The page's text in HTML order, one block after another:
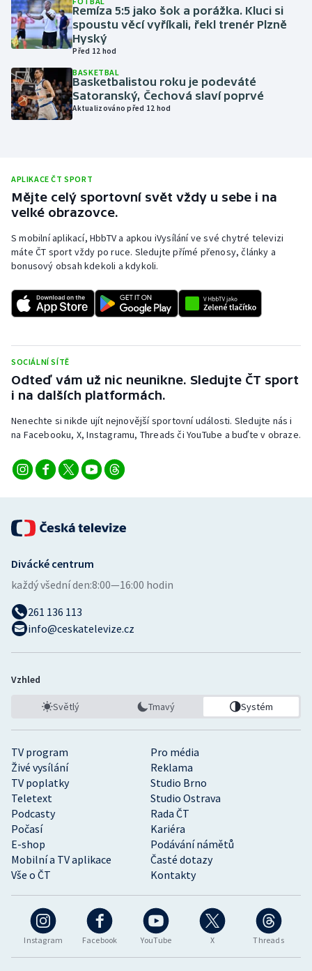
Motorsport
Olympijské hry
Parasport
Plavání
Rychlostní kanoistika
Short track
Stolní tenis
Triatlon
Veslování
Vodní slalom
Ostatní
Remíza 5:5 jako šok a porážka. Kluci si
spoustu věcí vyříkali, řekl trenér Plzně
Hyský
Před 12 hod
BASKETBAL
Basketbalistou roku je podeváté
Satoranský, Čechová slaví poprvé
Aktualizováno před 12 hod
APLIKACE ČT SPORT
Mějte celý sportovní svět vždy u sebe i na
velké obrazovce.
S mobilní aplikací, HbbTV a apkou iVysílání ve své chytré televizi
máte ČT sport vždy po ruce. Sledujte přímé přenosy, články a
bonusový obsah kdekoli a kdykoli.
SOCIÁLNÍ SÍTĚ
Odteď vám už nic neunikne. Sledujte ČT sport
i na dalších platformách.
Nenechte si nikde ujít nejnovější sportovní události. Sledujte nás i
na Facebooku, X, Instagramu, Threads či YouTube a buďte v obraze.
Instagram Facebook YouTube X Threads
TV program
Pro média
Živé vysílání
Reklama
TV poplatky
Studio Brno
Teletext
Studio Ostrava
Podcasty
Rada ČT
Počasí
Kariéra
E-shop
Podávání námětů
Mobilní a TV aplikace
Časté dotazy
Vše o ČT
Kontakty
Divácké centrum
každý všední den:8:00—16:00 hodin
261 136 113
info@ceskatelevize.cz
Vzhled
Světlý Tmavý Systém